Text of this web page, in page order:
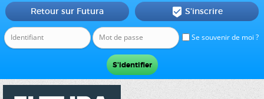
Se souvenir de moi ?
Retour sur Futura  S'inscrire